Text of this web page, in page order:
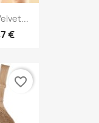
€
favorite_border